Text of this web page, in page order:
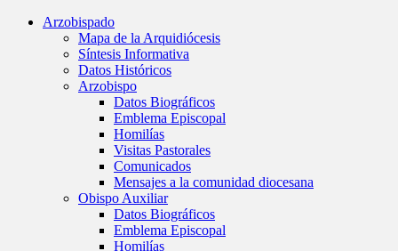
Arzobispado
Mapa de la Arquidiócesis
Síntesis Informativa
Datos Históricos
Arzobispo
Datos Biográficos
Emblema Episcopal
Homilías
Visitas Pastorales
Comunicados
Mensajes a la comunidad diocesana
Obispo Auxiliar
Datos Biográficos
Emblema Episcopal
Homilías